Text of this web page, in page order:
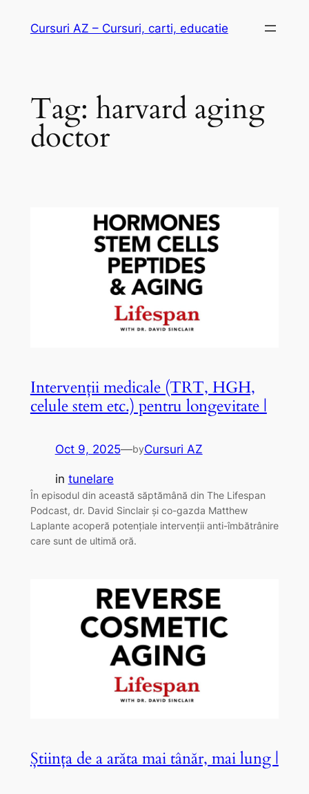
Cursuri AZ – Cursuri, carti, educatie
Tag: harvard aging
doctor
Intervenții medicale (TRT, HGH,
celule stem etc.) pentru longevitate |
Oct 9, 2025—byCursuri AZ
in tunelare
În episodul din această săptămână din The Lifespan
Podcast, dr. David Sinclair și co-gazda Matthew
Laplante acoperă potențiale intervenții anti-îmbătrânire
care sunt de ultimă oră.
Știința de a arăta mai tânăr, mai lung |